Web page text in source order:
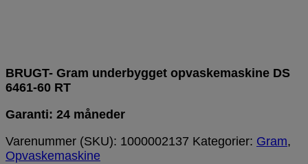
BRUGT- Gram underbygget opvaskemaskine DS
6461-60 RT
Garanti: 24 måneder
Varenummer (SKU): 1000002137 Kategorier: Gram,
Opvaskemaskine